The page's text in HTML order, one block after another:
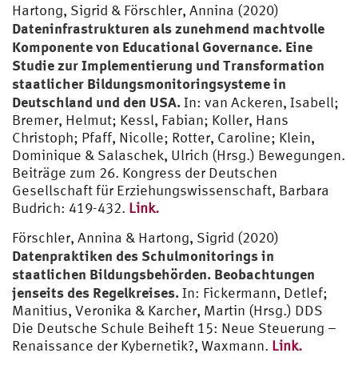
Hartong, Sigrid & Förschler, Annina (2020)
Dateninfrastrukturen als zunehmend machtvolle
Komponente von Educational Governance. Eine
Studie zur Implementierung und Transformation
staatlicher Bildungsmonitoringsysteme in
Deutschland und den USA.In: van Ackeren, Isabell;
Bremer, Helmut; Kessl, Fabian; Koller, Hans
Christoph; Pfaff, Nicolle; Rotter, Caroline; Klein,
Dominique & Salaschek, Ulrich (Hrsg.) Bewegungen.
Beiträge zum 26. Kongress der Deutschen
Gesellschaft für Erziehungswissenschaft, Barbara
Budrich: 419-432. Link.
Förschler, Annina & Hartong, Sigrid (2020)
Datenpraktiken des Schulmonitorings in
staatlichen Bildungsbehörden. Beobachtungen
jenseits des Regelkreises.In: Fickermann, Detlef;
Manitius, Veronika & Karcher, Martin (Hrsg.) DDS
Die Deutsche Schule Beiheft 15: Neue Steuerung –
Renaissance der Kybernetik?, Waxmann. Link.